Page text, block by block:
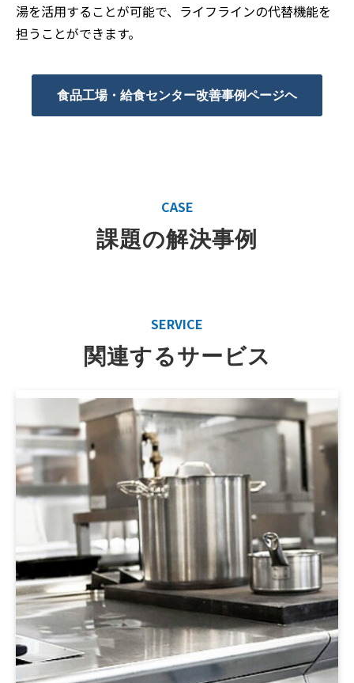
湯を活用することが可能で、ライフラインの代替機能を
担うことができます。
食品工場・給食センター改善事例ページヘ
CASE
課題の解決事例
SERVICE
関連するサービス